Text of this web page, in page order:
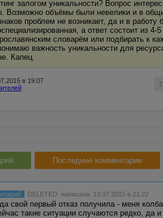
залогом уникальности? Вопрос
Возможно объёмы были невелики и в
проблем не возникает, да и в
а ответ состоит из
словарём или подбирать к
важность уникальности для
Капец.
в 19:07
Последние комментарии
DELETED написала 13.07.2015 в 21:22
свой первый отказ получила - меня
такие ситуации случаются редко, да